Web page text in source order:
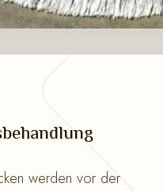
werden vor der